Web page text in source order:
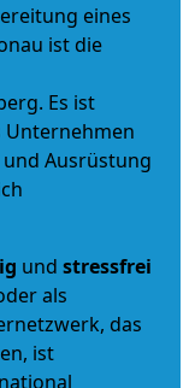
eines
ist die
Es ist
Unternehmen
Ausrüstung
und stressfrei
als
das
ist